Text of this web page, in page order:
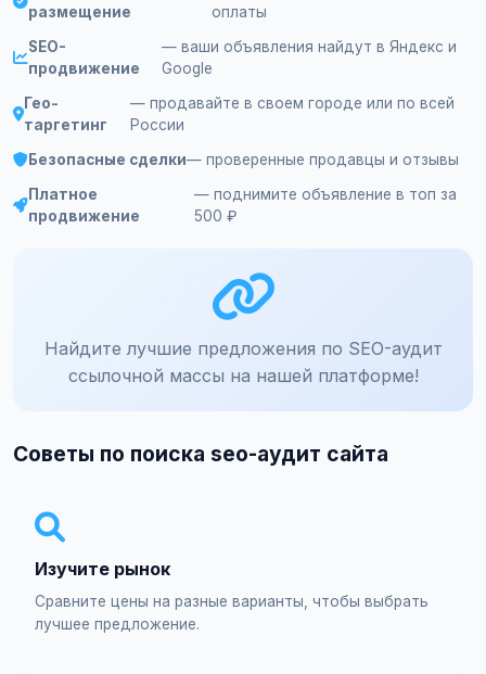
размещение
оплаты
SEO-
продвижение
— ваши объявления найдут в Яндекс и
Google
Гео-
таргетинг
— продавайте в своем городе или по всей
России
Безопасные сделки— проверенные продавцы и отзывы
Платное
продвижение
— поднимите объявление в топ за
500 ₽
Найдите лучшие предложения по SEO-аудит
ссылочной массы на нашей платформе!
Советы по поиска seo-аудит сайта
Изучите рынок
Сравните цены на разные варианты, чтобы выбрать
лучшее предложение.